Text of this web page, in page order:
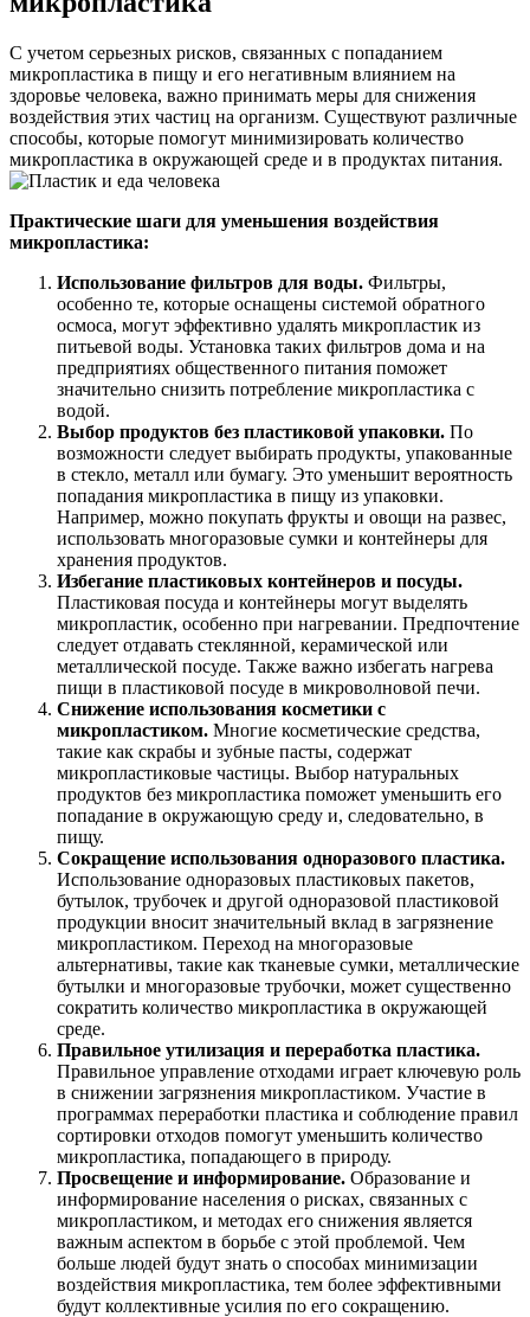
С учетом серьезных рисков, связанных с попаданием
микропластика в пищу и его негативным влиянием на
здоровье человека, важно принимать меры для снижения
воздействия этих частиц на организм. Существуют различные
способы, которые помогут минимизировать количество
микропластика в окружающей среде и в продуктах питания.
Практические шаги для уменьшения воздействия
микропластика:
Использование фильтров для воды. Фильтры,
особенно те, которые оснащены системой обратного
осмоса, могут эффективно удалять микропластик из
питьевой воды. Установка таких фильтров дома и на
предприятиях общественного питания поможет
значительно снизить потребление микропластика с
водой.
Выбор продуктов без пластиковой упаковки. По
возможности следует выбирать продукты, упакованные
в стекло, металл или бумагу. Это уменьшит вероятность
попадания микропластика в пищу из упаковки.
Например, можно покупать фрукты и овощи на развес,
использовать многоразовые сумки и контейнеры для
хранения продуктов.
Избегание пластиковых контейнеров и посуды.
Пластиковая посуда и контейнеры могут выделять
микропластик, особенно при нагревании. Предпочтение
следует отдавать стеклянной, керамической или
металлической посуде. Также важно избегать нагрева
пищи в пластиковой посуде в микроволновой печи.
Снижение использования косметики с
микропластиком. Многие косметические средства,
такие как скрабы и зубные пасты, содержат
микропластиковые частицы. Выбор натуральных
продуктов без микропластика поможет уменьшить его
попадание в окружающую среду и, следовательно, в
пищу.
Сокращение использования одноразового пластика.
Использование одноразовых пластиковых пакетов,
бутылок, трубочек и другой одноразовой пластиковой
продукции вносит значительный вклад в загрязнение
микропластиком. Переход на многоразовые
альтернативы, такие как тканевые сумки, металлические
бутылки и многоразовые трубочки, может существенно
сократить количество микропластика в окружающей
среде.
Правильное утилизация и переработка пластика.
Правильное управление отходами играет ключевую роль
в снижении загрязнения микропластиком. Участие в
программах переработки пластика и соблюдение правил
сортировки отходов помогут уменьшить количество
микропластика, попадающего в природу.
Просвещение и информирование. Образование и
информирование населения о рисках, связанных с
микропластиком, и методах его снижения является
важным аспектом в борьбе с этой проблемой. Чем
больше людей будут знать о способах минимизации
воздействия микропластика, тем более эффективными
будут коллективные усилия по его сокращению.